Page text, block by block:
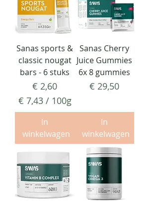
Sanas sports &
classic nougat
bars - 6 stuks
Prijs
€ 2,60
€ 7,43 / 100g
€
7
,
4
3
p
e
r
In
winkelwagen
Sanas Cherry
Juice Gummies
6x 8 gummies
Prijs
€ 29,50
In
winkelwagen